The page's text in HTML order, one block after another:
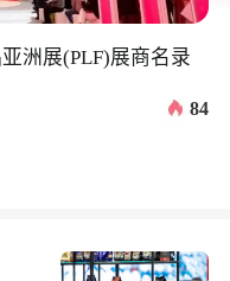
洲展(PLF)展商名录
84